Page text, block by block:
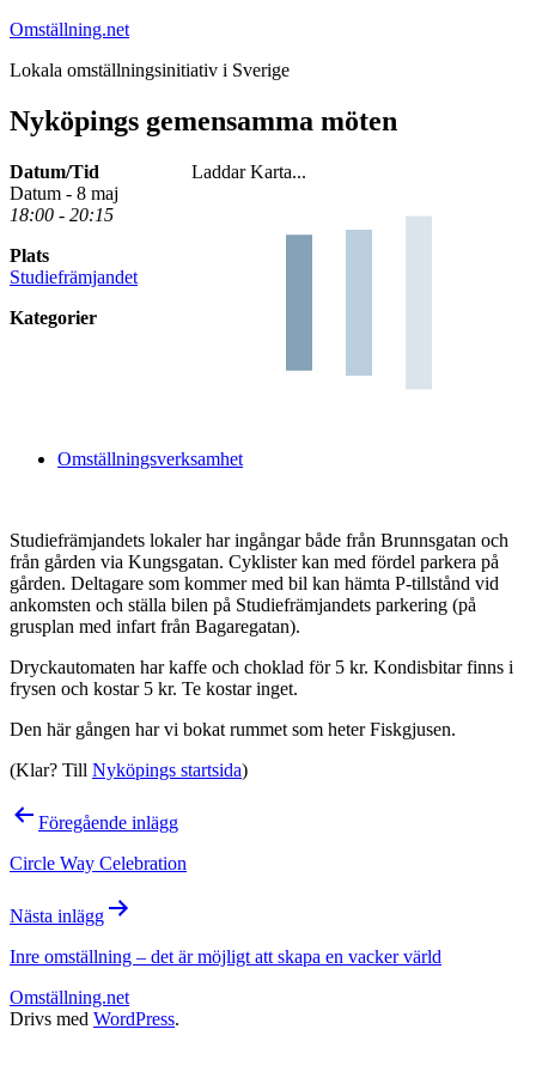
Hoppa
innehåll
Omställning.net
Lokala omställningsinitiativ i Sverige
Nyköpings gemensamma möten
Laddar Karta...
Datum/Tid
Datum - 8 maj
18:00 - 20:15
Plats
Studiefrämjandet
Kategorier
Omställningsverksamhet
Studiefrämjandets lokaler har ingångar både från Brunnsgatan och
från gården via Kungsgatan. Cyklister kan med fördel parkera på
gården. Deltagare som kommer med bil kan hämta P-tillstånd vid
ankomsten och ställa bilen på Studiefrämjandets parkering (på
grusplan med infart från Bagaregatan).
Dryckautomaten har kaffe och choklad för 5 kr. Kondisbitar finns i
frysen och kostar 5 kr. Te kostar inget.
Den här gången har vi bokat rummet som heter Fiskgjusen.
(Klar? Till Nyköpings startsida)
Inläggsnavigering
Föregående inlägg
Circle Way Celebration
Nästa inlägg
Inre omställning – det är möjligt att skapa en vacker värld
Omställning.net
Drivs med WordPress.